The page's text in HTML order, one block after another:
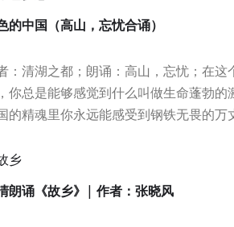
的中国（高山，忘忧合诵）
：清湖之都；朗诵：高山，忘忧；在这
你总是能够感觉到什么叫做生命蓬勃的
的精魂里你永远能感受到钢铁无畏的万
朗诵《故乡》| 作者：张晓风